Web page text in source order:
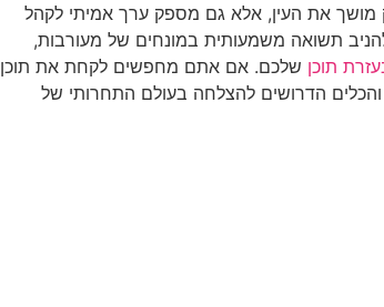
מושך את העין, אלא גם מספק ערך אמיתי לקהל
תשואה משמעותית במונחים של מעורבות,
תוכן שלכם. אם אתם מחפשים לקחת את תוכן
הדרושים להצלחה בעולם התחרותי של